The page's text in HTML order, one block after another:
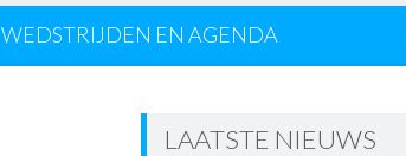
WEDSTRIJDEN EN AGENDA
LAATSTE NIEUWS